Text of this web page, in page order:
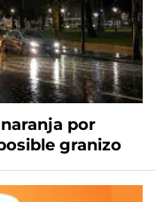
por
granizo